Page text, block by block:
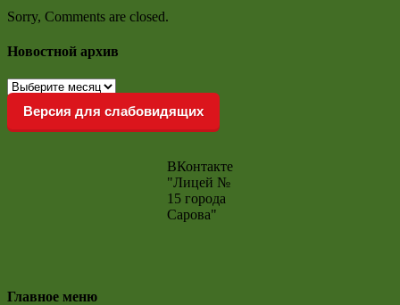
Sorry, Comments are closed.
Новостной архив
Новостной
архив
Версия для слабовидящих
ВКонтакте
"Лицей №
15 города
Сарова"
Главное меню